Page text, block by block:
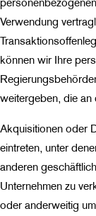
Verwendung
können wir Ihre
weitergeben, die
Akquisitionen oder
eintreten, unter
anderen
Unternehmen zu
oder anderweitig